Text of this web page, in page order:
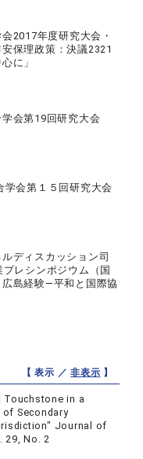
2017年度研究大会・
保理政策：決議2321
に」
会第19回研究大会
学会第１５回研究大会
ディスカッション司
レシンポジウム（国
島経験―平和と国際協
【 表示 ／非表示 】
Touchstone in a
Secondary
Journal of
29, No. 2